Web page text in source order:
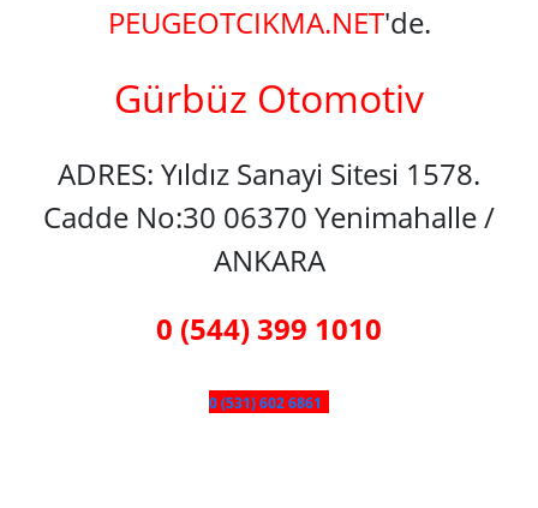
PEUGEOTCIKMA.NET'de.
Gürbüz Otomotiv
ADRES: Yıldız Sanayi Sitesi 1578.
Cadde No:30 06370 Yenimahalle /
ANKARA
0 (544) 399 1010
0 (531) 602 6861